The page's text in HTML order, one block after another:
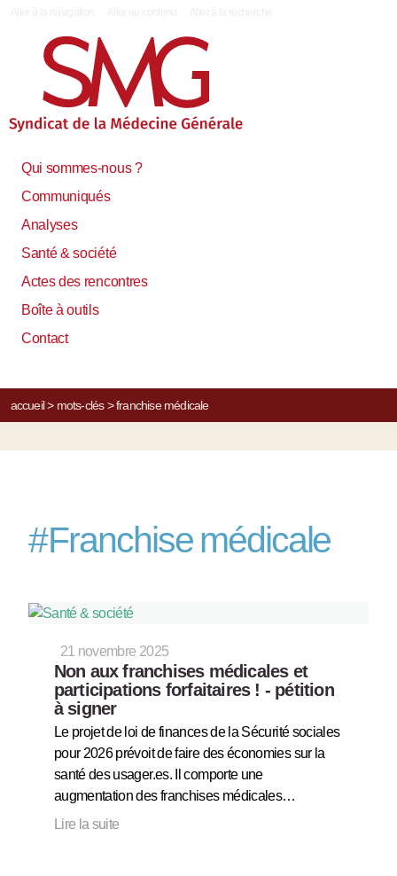
Qui sommes-nous ?
Communiqués
Analyses
Santé & société
Actes des rencontres
Boîte à outils
Contact
accueil> mots-clés> franchise médicale
#Franchise médicale
21 novembre 2025
Non aux franchises médicales et
participations forfaitaires ! - pétition
à signer
Le projet de loi de finances de la Sécurité sociales
pour 2026 prévoit de faire des économies sur la
santé des usager.es. Il comporte une
augmentation des franchises médicales…
Lire la suite